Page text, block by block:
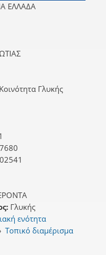
ΕΛΛΑΔΑ
Γλυκής
Γλυκής
ενότητα
Τοπικό διαμέρισμα